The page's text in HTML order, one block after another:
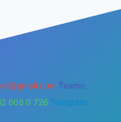
elexbetgiris.org
Teams:
606 0 726 Telegram: